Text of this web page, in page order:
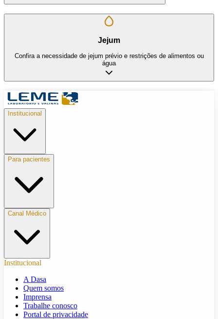
Jejum
Confira a necessidade de jejum prévio e restrições de alimentos ou
água
Institucional
Para pacientes
Canal Médico
Institucional
A Dasa
Quem somos
Imprensa
Trabalhe conosco
Portal de privacidade